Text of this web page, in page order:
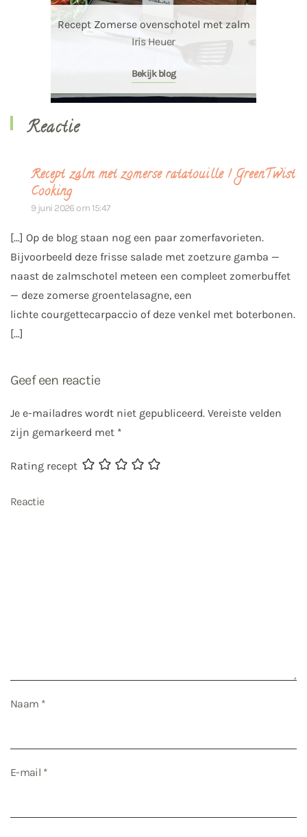
Recept Zomerse ovenschotel met zalm
Iris Heuer
Bekijk blog
Reactie
Recept zalm met zomerse ratatouille | GreenTwist
Cooking
9 juni 2026 om 15:47
[…] Op de blog staan nog een paar zomerfavorieten.
Bijvoorbeeld deze frisse salade met zoetzure gamba —
naast de zalmschotel meteen een compleet zomerbuffet
— deze zomerse groentelasagne, een
lichte courgettecarpaccio of deze venkel met boterbonen.
[…]
Geef een reactie
Je e-mailadres wordt niet gepubliceerd. Vereiste velden
zijn gemarkeerd met *
Rating recept
Reactie
Naam *
E-mail *